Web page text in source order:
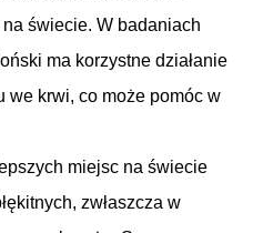
świecie. W badaniach
ma korzystne działanie
we krwi, co może pomóc w
miejsc na świecie
zwłaszcza w